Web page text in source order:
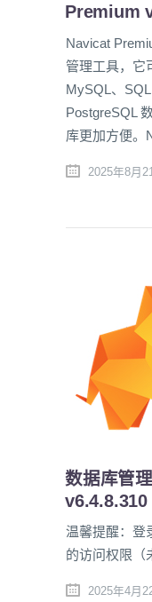
Premium
Navicat
管理工具，它
MySQL、
PostgreSQL
库更加方便
2025年8月
数据库管
温馨提醒：登
的访问权限（
2025年4月